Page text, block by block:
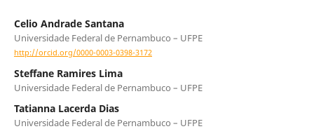
Celio Andrade Santana
Universidade Federal de Pernambuco – UFPE
http://orcid.org/0000-0003-0398-3172
Steffane Ramires Lima
Universidade Federal de Pernambuco – UFPE
Tatianna Lacerda Dias
Universidade Federal de Pernambuco – UFPE